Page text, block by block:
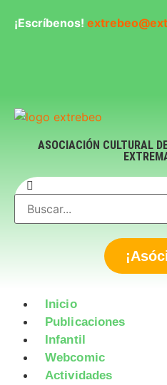
¡Escríbenos!
ASOCIACIÓN CULTURAL
Inicio
Publicaciones
Infantil
Webcomic
Actividades